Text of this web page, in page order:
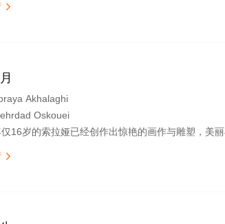

Akhalaghi
Oskouei
索拉娅已经创作出惊艳的画作与雕塑，美丽与黑暗交收录好莱坞、迪士尼、皮克斯经典动漫电影版全部影片！。这位意志坚定的阿富汗雕塑家和插画家，五年来一直试图逃离伊朗，前往奥地利与母亲团圆。 这部层次细腻的自画像式电
